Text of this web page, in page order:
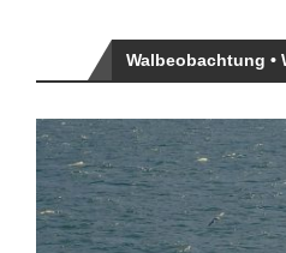
Walbeobachtung •